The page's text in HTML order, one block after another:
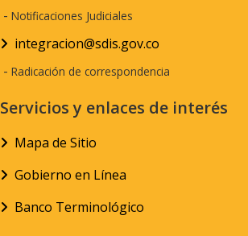
- Notificaciones Judiciales
integracion@sdis.gov.co
- Radicación de correspondencia
Servicios y enlaces de interés
Mapa de Sitio
Gobierno en Línea
Banco Terminológico